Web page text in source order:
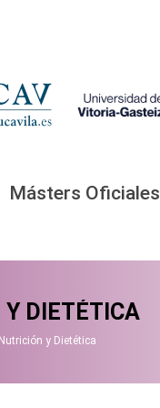
Másters Oficiales
Y DIETÉTICA
y Dietética